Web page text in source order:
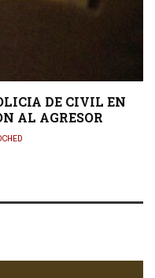
DE CIVIL EN
AL AGRESOR